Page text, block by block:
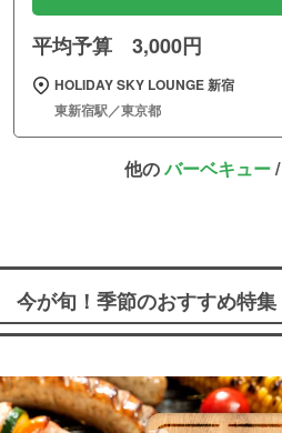
平均予算 3,000円
HOLIDAY SKY LOUNGE 新宿
東新宿駅／東京都
他のバーベキュー/
今が旬！季節のおすすめ特集